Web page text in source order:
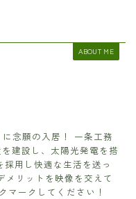
ABOUT ME
念願の入居！ 一条工務
建設し、太陽光発電を搭
用し快適な生活を送っ
リットを映像を交えて
マークしてください！